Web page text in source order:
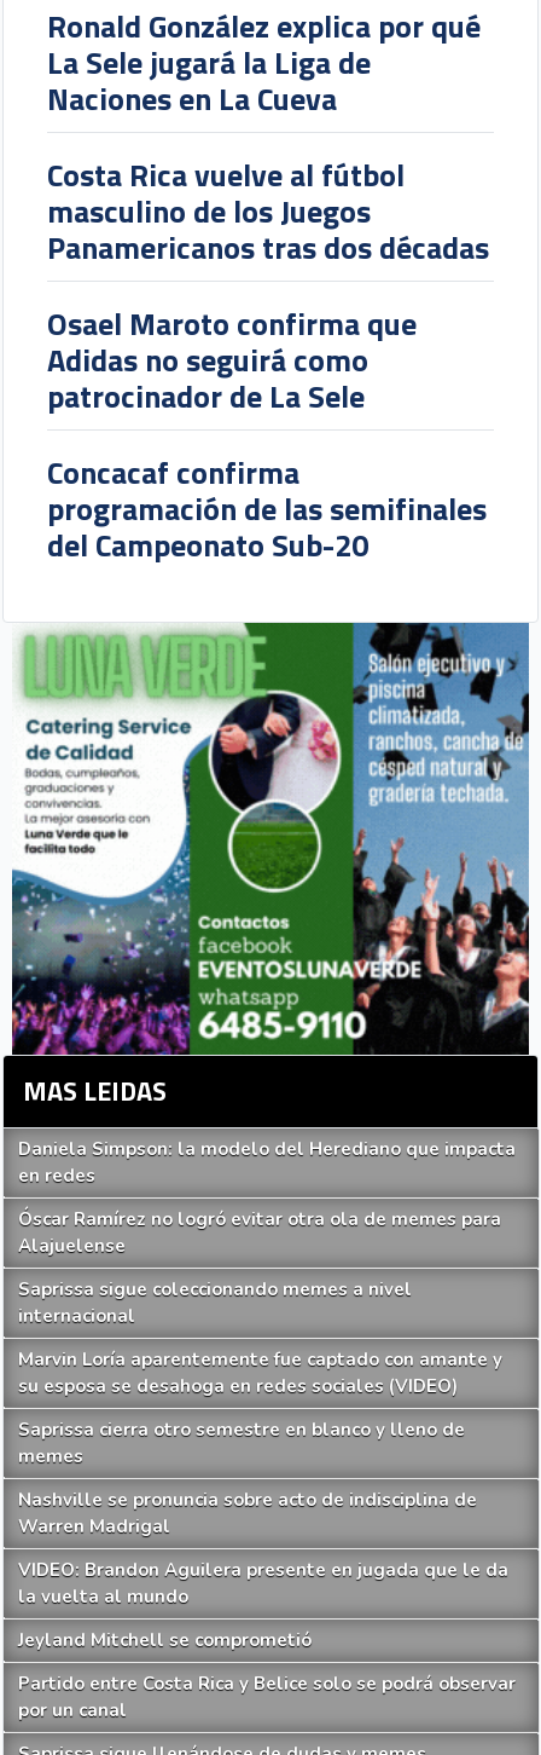
Ronald González explica por qué
La Sele jugará la Liga de
Naciones en La Cueva
Costa Rica vuelve al fútbol
masculino de los Juegos
Panamericanos tras dos décadas
Osael Maroto confirma que
Adidas no seguirá como
patrocinador de La Sele
Concacaf confirma
programación de las semifinales
del Campeonato Sub-20
MAS LEIDAS
Daniela Simpson: la modelo del Herediano que impacta
en redes
Óscar Ramírez no logró evitar otra ola de memes para
Alajuelense
Saprissa sigue coleccionando memes a nivel
internacional
Marvin Loría aparentemente fue captado con amante y
su esposa se desahoga en redes sociales (VIDEO)
Saprissa cierra otro semestre en blanco y lleno de
memes
Nashville se pronuncia sobre acto de indisciplina de
Warren Madrigal
VIDEO: Brandon Aguilera presente en jugada que le da
la vuelta al mundo
Jeyland Mitchell se comprometió
Partido entre Costa Rica y Belice solo se podrá observar
por un canal